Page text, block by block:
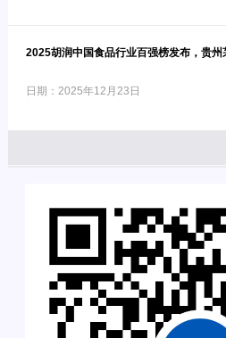
2025胡润中国食品行业百强榜发布，贵州
日期：2025年12月23日